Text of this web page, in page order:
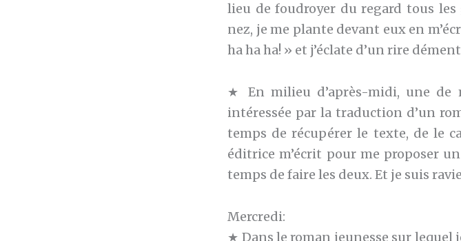
lieu de foudroyer du regard tous
nez, je me plante devant eux en
ha ha ha! » et j’éclate d’un rire
★ En milieu d’après-midi, une de
intéressée par la traduction d’un
temps de récupérer le texte, de le
éditrice m’écrit pour me proposer
temps de faire les deux. Et je suis
Mercredi:
★ Dans le roman jeunesse sur lequel